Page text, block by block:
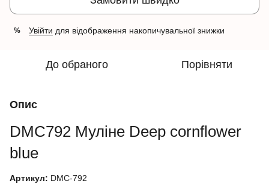
% Увійти для відображення накопичувальної знижки
До обраного Порівняти
Опис
DMC792 Муліне Deep cornflower
blue
Артикул: DMC-792